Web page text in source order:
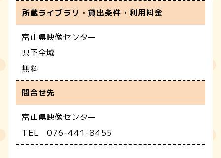
所蔵ライブラリ・貸出条件・利用料金
富山県映像センター
県下全域
無料
問合せ先
富山県映像センター
TEL 076-441-8455